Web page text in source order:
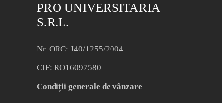
PRO UNIVERSITARIA
S.R.L.
Nr. ORC: J40/1255/2004
CIF: RO16097580
Condiții generale de vânzare